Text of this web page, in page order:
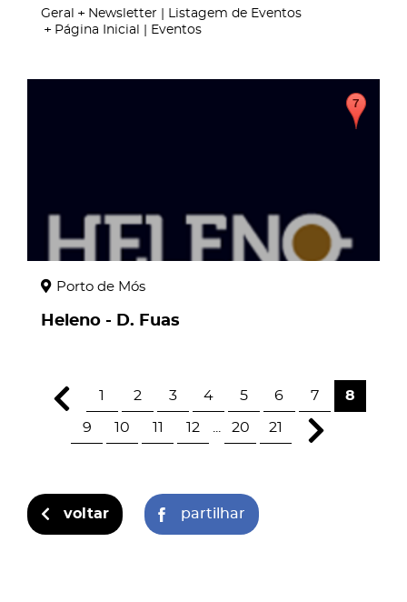
Geral
Newsletter | Listagem de Eventos
Página Inicial | Eventos
Porto de Mós
Heleno - D. Fuas
1 2 3 4 5 6 7 8
9 10 11 12 20 21
voltar partilhar